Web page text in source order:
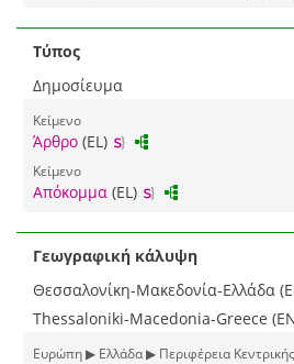
Τύπος
Δημοσίευμα
Κείμενο
Άρθρο (EL)
Κείμενο
Απόκομμα (EL)
Γεωγραφική κάλυψη
Θεσσαλονίκη-Μακεδονία-Ελλάδα
Thessaloniki-Macedonia-Greece
Ευρώπη ▶ Ελλάδα ▶ Περιφέρεια